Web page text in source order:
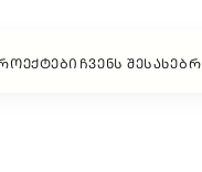
ᲩᲕᲔᲜᲡ ᲨᲔᲡᲐᲮᲔᲑ ᲠᲝᲒᲝᲠ